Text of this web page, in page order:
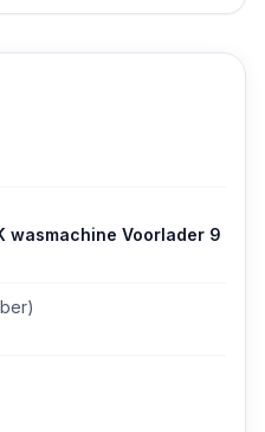
wasmachine Voorlader 9